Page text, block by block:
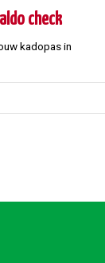
check
kadopas in